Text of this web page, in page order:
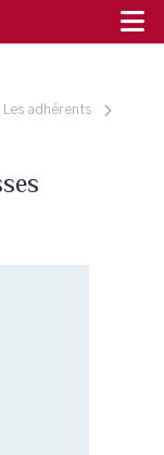
Les adhérents